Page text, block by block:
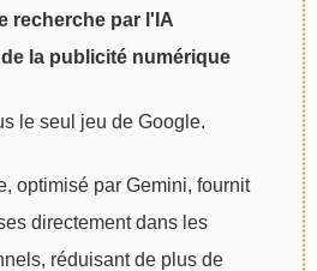
recherche par l'IA
la publicité numérique
le seul jeu de Google.
optimisé par Gemini, fournit
directement dans les
réduisant de plus de